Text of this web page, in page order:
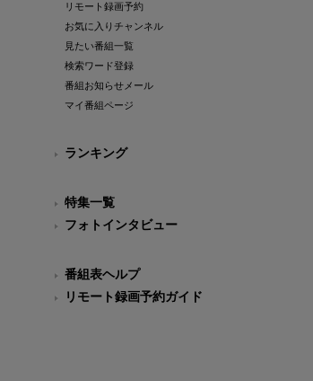
リモート録画予約
お気に入りチャンネル
見たい番組一覧
検索ワード登録
番組お知らせメール
マイ番組ページ
ランキング
特集一覧
フォトインタビュー
番組表ヘルプ
リモート録画予約ガイド